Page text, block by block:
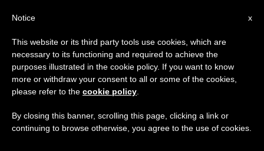
البابا فرنسيس
x
Notice
This website or its third party tools use cookies, which are
necessary to its functioning and required to achieve the
purposes illustrated in the cookie policy. If you want to know
more or withdraw your consent to all or some of the cookies,
please refer to the cookie policy
By closing this banner, scrolling this page, clicking a link or
continuing to browse otherwise, you agree to the use of cookies.